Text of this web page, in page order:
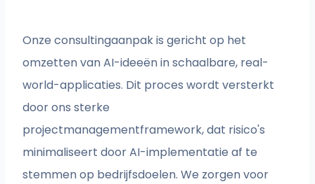
Onze consultingaanpak is gericht op het
omzetten van AI-ideeën in schaalbare, real-
world-applicaties. Dit proces wordt versterkt
door ons sterke
projectmanagementframework, dat risico's
minimaliseert door AI-implementatie af te
stemmen op bedrijfsdoelen. We zorgen voor